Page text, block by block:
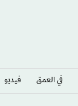
في العمق فيديو